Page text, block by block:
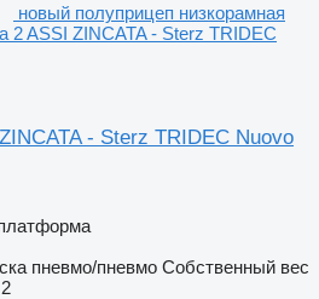
новый полуприцеп низкорамная
2 ASSI ZINCATA - Sterz TRIDEC
- Sterz TRIDEC Nuovo
пневмо/пневмо Собственный вес
2